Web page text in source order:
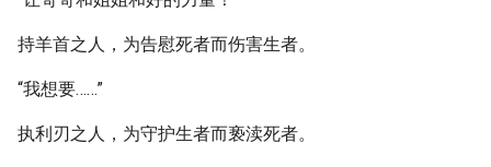
持羊首之人，为告慰死者而伤害生者。
“我想要……”
执利刃之人，为守护生者而亵渎死者。